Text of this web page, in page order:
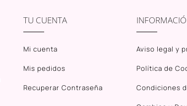
TU CUENTA
Mi cuenta
Mis pedidos
Recuperar Contraseña
Aviso legal y
Política de
Condiciones